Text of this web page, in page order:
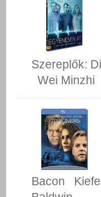
Szereplők:
Wei Minzhi
Bacon